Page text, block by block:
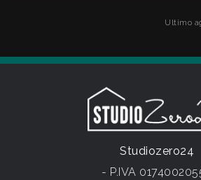
Ultimo
Studiozero24
- P.IVA